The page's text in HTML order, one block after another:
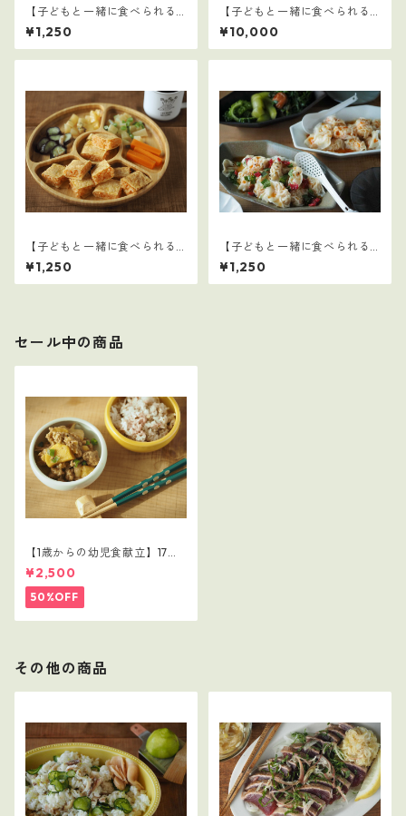
【子どもと一緒に食べられる
ごはん】33
¥1,250
【子どもと一緒に食べられる
ごはん】16～30セット：全75
レシピ
¥10,000
【子どもと一緒に食べられる
ごはん】32
¥1,250
【子どもと一緒に食べられる
ごはん】31
¥1,250
セール中の商品
【1歳からの幼児食献立】17レ
シピつき
¥2,500
50%OFF
その他の商品